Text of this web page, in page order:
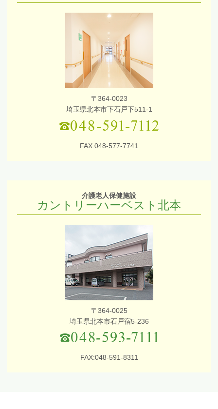
〒364-0023
埼玉県北本市下石戸下511-1
FAX:048-577-7741
介護老人保健施設
カントリーハーベスト北本
〒364-0025
埼玉県北本市石戸宿5-236
FAX:048-591-8311